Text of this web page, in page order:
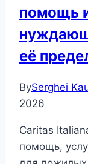
помощь
её
BySerghei
2026
Caritas
помощь,